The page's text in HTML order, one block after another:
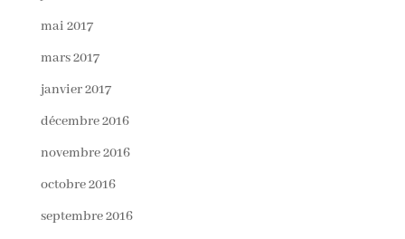
mai 2017
mars 2017
janvier 2017
décembre 2016
novembre 2016
octobre 2016
septembre 2016